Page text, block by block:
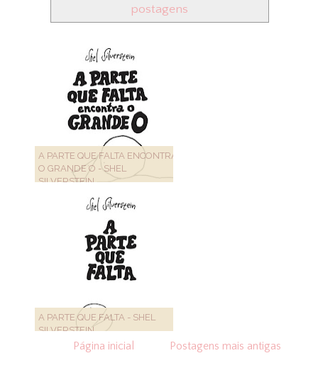
postagens
A PARTE QUE FALTA ENCONTRA
O GRANDE O - SHEL
SILVERSTEIN
A PARTE QUE FALTA - SHEL
SILVERSTEIN
Postagens mais antigas
Página inicial